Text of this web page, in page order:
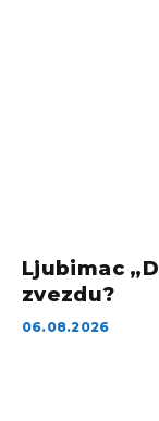
Ljubimac
zvezdu?
06.08.2026